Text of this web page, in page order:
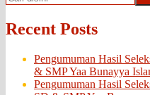
Recent Posts
Pengumuman Hasil
& SMP Yaa Bunayya
Pengumuman Hasil